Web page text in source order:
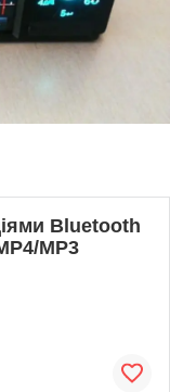
Bluetooth
MP3